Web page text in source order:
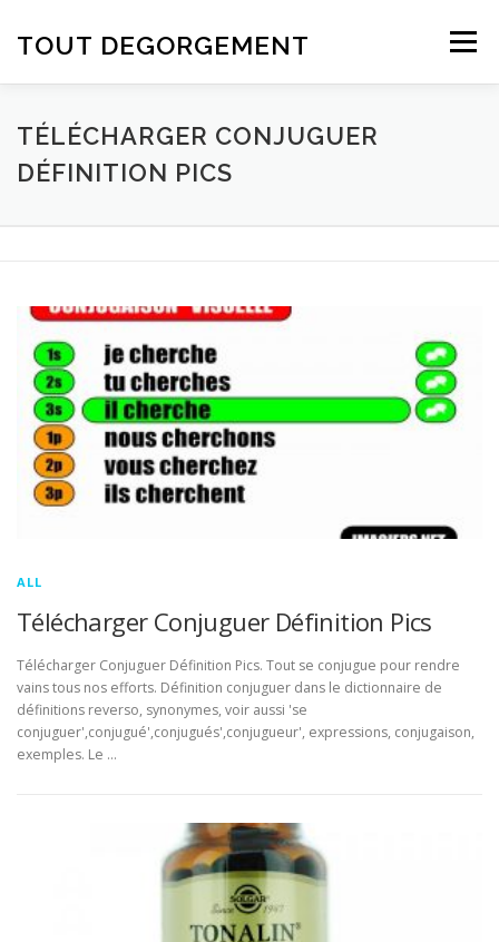
TOUT DEGORGEMENT Menu
TÉLÉCHARGER CONJUGUER
DÉFINITION PICS
ALL
Télécharger Conjuguer Définition Pics
Télécharger Conjuguer Définition Pics. Tout se conjugue pour rendre
vains tous nos efforts. Définition conjuguer dans le dictionnaire de
définitions reverso, synonymes, voir aussi 'se
conjuguer',conjugué',conjugués',conjugueur', expressions, conjugaison,
exemples. Le …